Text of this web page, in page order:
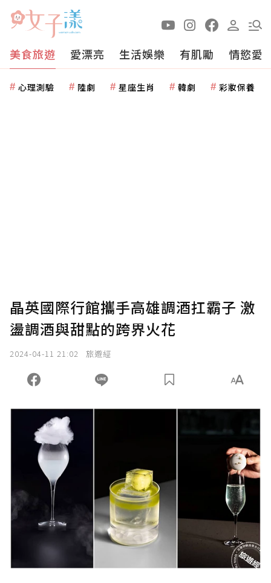
美食旅遊 愛漂亮 生活娛樂 有肌勵 情慾愛
心理測驗 陸劇 星座生肖 韓劇 彩妝保養
晶英國際行館攜手高雄調酒扛霸子 激
盪調酒與甜點的跨界火花
2024-04-11 21:02 旅遊經